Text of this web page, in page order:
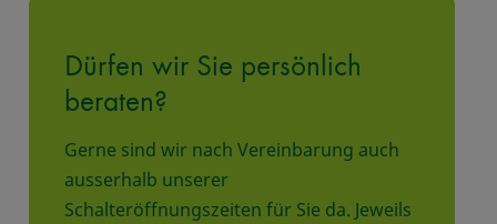
Dürfen wir Sie persönlich
beraten?
Gerne sind wir nach Vereinbarung auch
ausserhalb unserer
Schalteröffnungszeiten für Sie da. Jeweils